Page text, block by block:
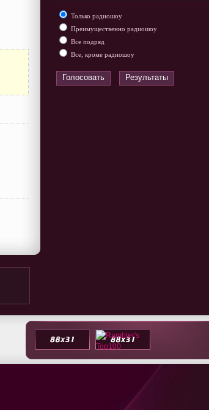
Только радиошоу
Преимущественно радиошоу
Все подряд
Все, кроме радиошоу
Голосовать Результаты